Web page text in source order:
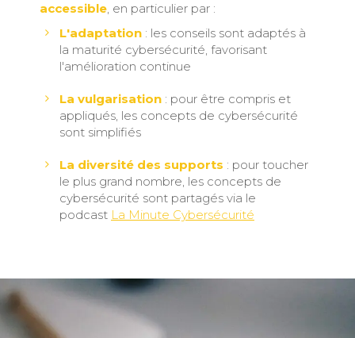
accessible, en particulier par :
L'adaptation : les conseils sont adaptés à
la maturité cybersécurité, favorisant
l'amélioration continue
La vulgarisation : pour être compris et
appliqués, les concepts de cybersécurité
sont simplifiés
La diversité des supports : pour toucher
le plus grand nombre, les concepts de
cybersécurité sont partagés via le
podcast La Minute Cybersécurité